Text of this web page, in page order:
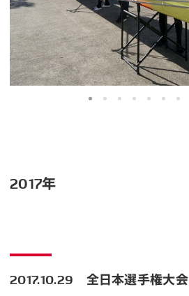
2017年
2017.10.29 全日本選手権大会